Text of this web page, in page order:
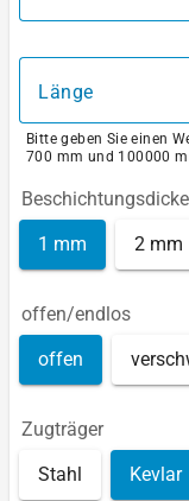
Länge
Bitte geben Sie einen
700 mm und 100000
Beschichtungsdicke
1 mm 2 mm
offen/endlos
offen
Zugträger
Stahl Kevlar